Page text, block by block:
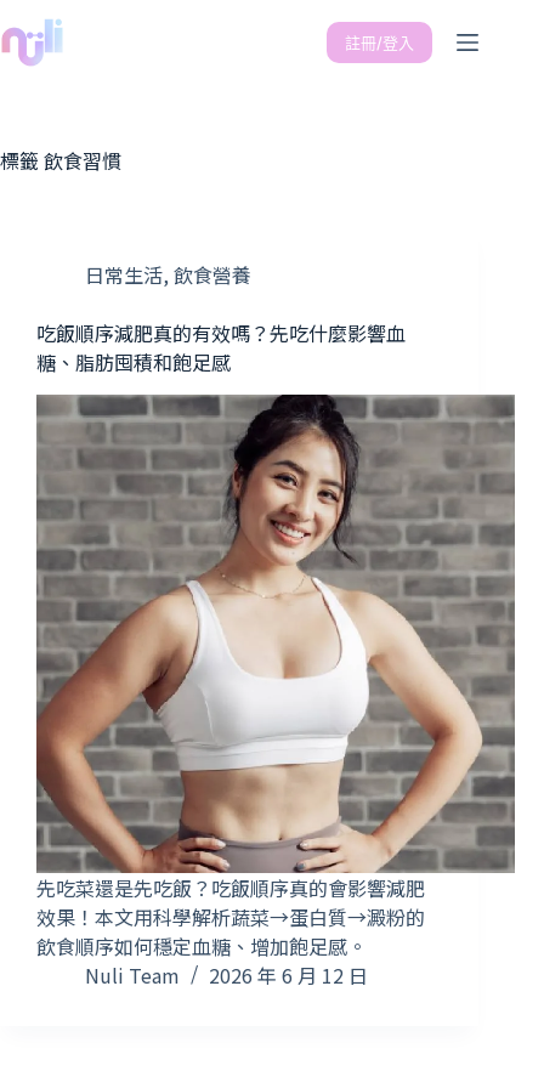
註冊/登入
標籤 飲食習慣
日常生活, 飲食營養
吃飯順序減肥真的有效嗎？先吃什麼影響血
糖、脂肪囤積和飽足感
先吃菜還是先吃飯？吃飯順序真的會影響減肥
效果！本文用科學解析蔬菜→蛋白質→澱粉的
飲食順序如何穩定血糖、增加飽足感。
Nuli Team
2026 年 6 月 12 日